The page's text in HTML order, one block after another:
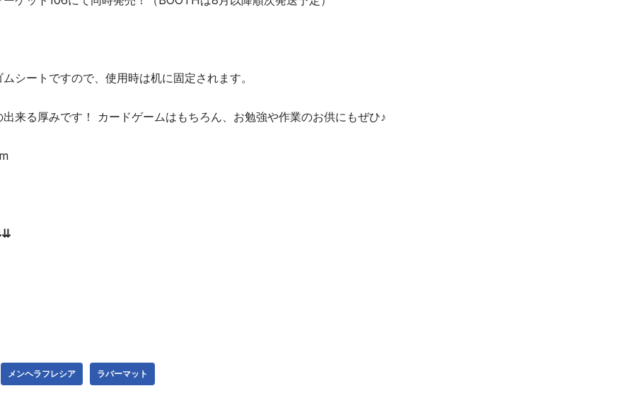
シートですので、使用時は机に固定されます。
来る厚みです！ カードゲームはもちろん、お勉強や作業のお供にもぜひ♪
メンヘラフレシア ラバーマット